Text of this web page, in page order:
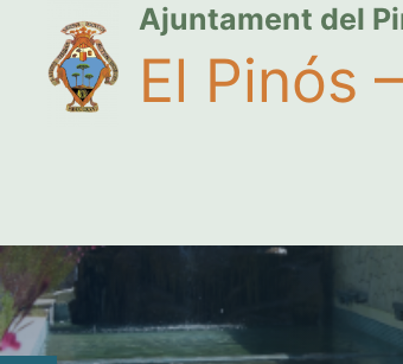
Ajuntament del
El Pinós